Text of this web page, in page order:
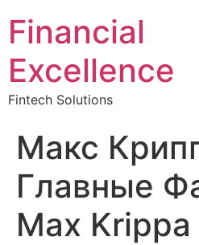
Financial
Excellence
Fintech Solutions
Макс
Главные
Max Krippa